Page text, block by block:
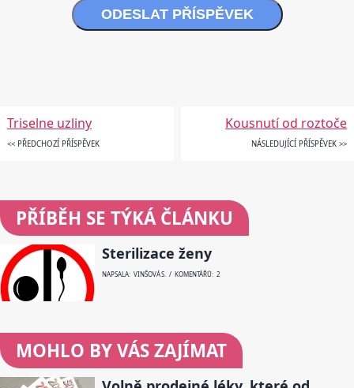
ODESLAT PŘÍSPĚVEK
Triselne uzliny
<< PŘEDCHOZÍ PŘÍSPĚVEK
Kousnutí od roztoče
NÁSLEDUJÍCÍ PŘÍSPĚVEK >>
PŘÍBĚH SE TÝKÁ ČLÁNKU
Sterilizace ženy
NAPSALA: VINŠOVÁ S. / KOMENTÁŘŮ: 2
MOHLO BY VÁS ZAJÍMAT